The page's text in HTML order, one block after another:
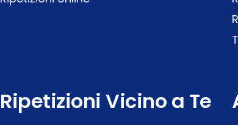
Ripetizioni Vicino a Te